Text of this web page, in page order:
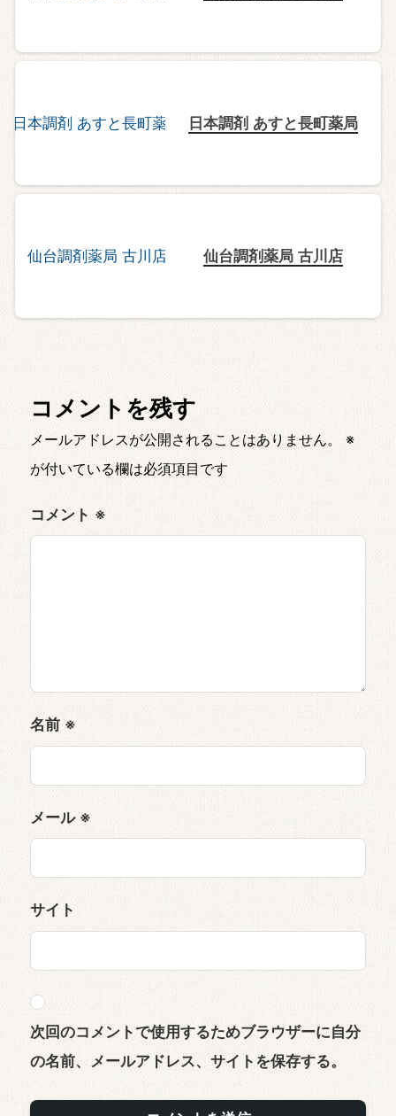
日本調剤 あすと長町薬局
仙台調剤薬局 古川店
コメントを残す
メールアドレスが公開されることはありません。
※
が付いている欄は必須項目です
コメント ※
名前 ※
メール ※
サイト
次回のコメントで使用するためブラウザーに自分
の名前、メールアドレス、サイトを保存する。